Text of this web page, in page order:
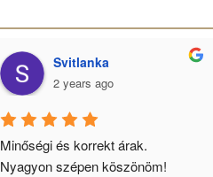
Svitlanka
2 years ago
Minőségi és korrekt árak.
Nyagyon szépen köszönöm!